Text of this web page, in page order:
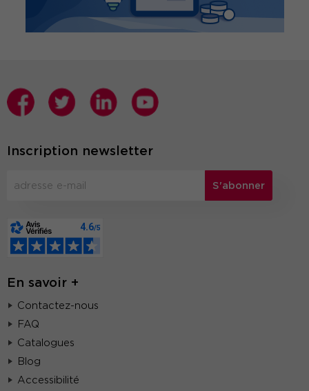
Inscription newsletter
S'abonner
En savoir +
Contactez-nous
FAQ
Catalogues
Blog
Accessibilité